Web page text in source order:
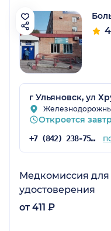
г Ульяновск, ул
Откроется
+7 (842) 238-75-75
Медкомиссия для
удостоверения
от 411 ₽